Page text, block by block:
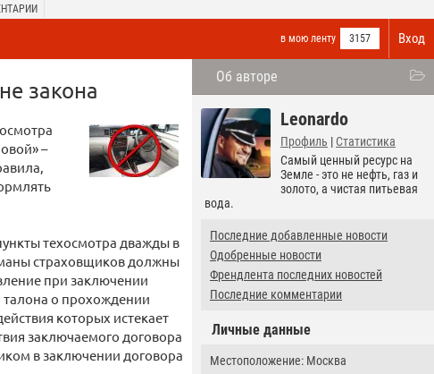
Вход
в мою ленту 3157
Об авторе
Leonardo
Профиль | Статистика
Самый ценный ресурс на
Земле - это не нефть, газ и
золото, а чистая питьевая
вода.
Последние добавленные новости
Одобренные новости
Френдлента последних новостей
Последние комментарии
Личные данные
Местоположение: Москва
закона
–
техосмотра дважды в
страховщиков должны
при заключении
талона о прохождении
которых истекает
заключаемого договора
в заключении договора